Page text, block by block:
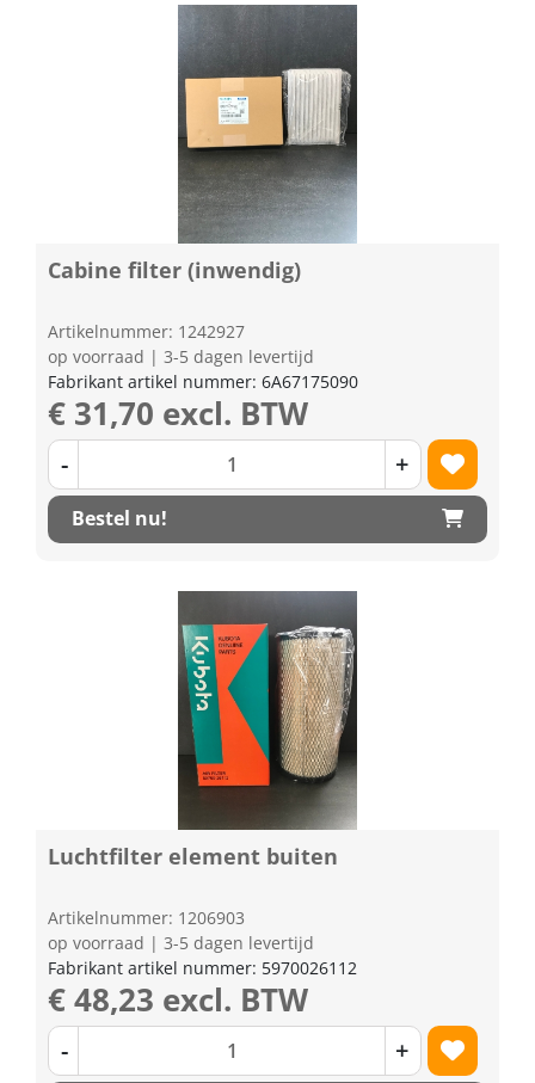
Cabine filter (inwendig)
Artikelnummer: 1242927
op voorraad | 3-5 dagen levertijd
Fabrikant artikel nummer: 6A67175090
€ 31,70 excl. BTW
- +
Bestel nu!
Luchtfilter element buiten
Artikelnummer: 1206903
op voorraad | 3-5 dagen levertijd
Fabrikant artikel nummer: 5970026112
€ 48,23 excl. BTW
- +